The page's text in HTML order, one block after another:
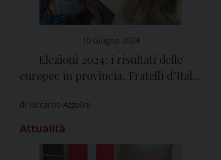
10 Giugno 2024
Elezioni 2024: i risultati delle
europee in provincia, Fratelli d’Italia
di Riccardo Azzolini
Attualità